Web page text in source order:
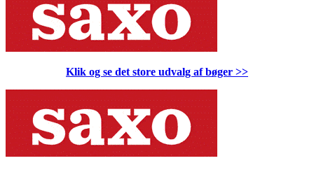
Klik og se det store udvalg af bøger >>